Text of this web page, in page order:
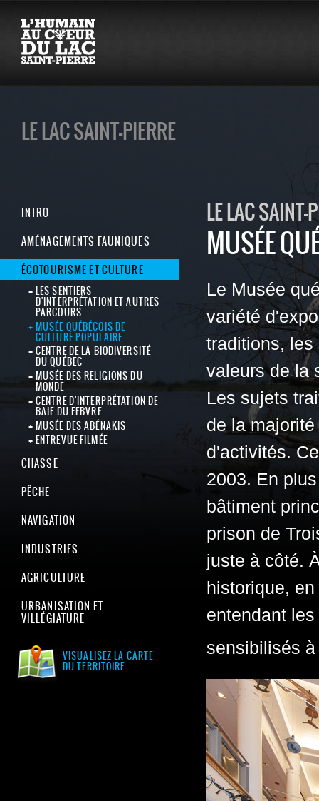
LE LAC SAINT-PIERRE
INTRO
AMÉNAGEMENTS FAUNIQUES
ÉCOTOURISME ET CULTURE
LES SENTIERS
D'INTERPRÉTATION ET AUTRES
PARCOURS
MUSÉE QUÉBÉCOIS DE
CULTURE POPULAIRE
CENTRE DE LA BIODIVERSITÉ
DU QUÉBEC
MUSÉE DES RELIGIONS DU
MONDE
CENTRE D'INTERPRÉTATION DE
BAIE-DU-FEBVRE
MUSÉE DES ABÉNAKIS
ENTREVUE FILMÉE
CHASSE
PÊCHE
NAVIGATION
INDUSTRIES
AGRICULTURE
URBANISATION ET
VILLÉGIATURE
VISUALISEZ LA CARTE
DU TERRITOIRE
LE LAC SAINT-
MUSÉE
Le Musée
variété
traditions, les
valeurs de la
Les sujets
de la
d'activités.
2003. En
bâtiment
prison de
juste à côté.
historique,
entendant
sensibilisés